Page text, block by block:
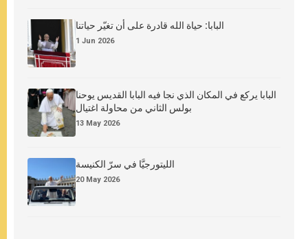
البابا: حياة الله قادرة على أن تغيّر حياتنا
1 Jun 2026
البابا يركع في المكان الذي نجا فيه البابا القديس يوحنا
بولس الثاني من محاولة اغتيال
13 May 2026
الليتورجيَّا في سرّ الكنيسة
20 May 2026